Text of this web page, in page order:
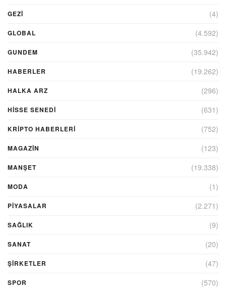
GEZI (4)
GLOBAL (4.592)
GUNDEM (35.942)
HABERLER (19.262)
HALKA ARZ (296)
HİSSE SENEDİ (631)
KRIPTO HABERLERI (752)
MAGAZİN (123)
MANŞET (19.338)
MODA (1)
PİYASALAR (2.271)
SAĞLIK (9)
SANAT (20)
ŞIRKETLER (47)
SPOR (570)